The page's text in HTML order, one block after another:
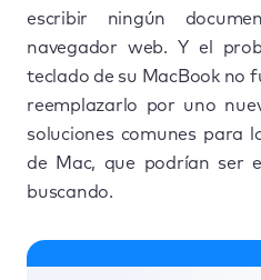
escribir ningún
navegador web. Y el
teclado de su MacBook no
reemplazarlo por uno
soluciones comunes para
de Mac, que podrían ser
buscando.